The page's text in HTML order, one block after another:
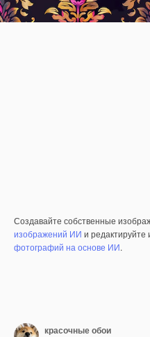
Создавайте собственные
изображений ИИ и
фотографий на основе ИИ.
красочные обои